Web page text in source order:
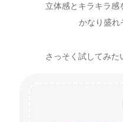
立体感とキラキラ感
かなり盛れ
さっそく試してみた